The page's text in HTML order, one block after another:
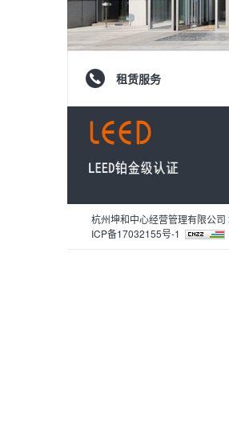
租赁服务
杭州坤和中心经营管理有限公
ICP备17032155号-1